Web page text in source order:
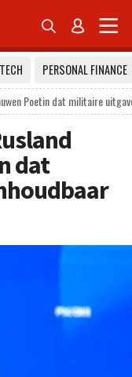
 
TECH
PERSONAL FINANCE
Poetin dat militaire
dat